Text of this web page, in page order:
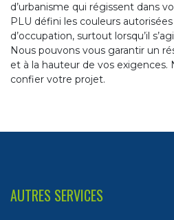
d’urbanisme qui régissent dans
PLU défini les couleurs
d’occupation, surtout lorsqu’il
Nous pouvons vous garantir un
et à la hauteur de vos exigences.
confier votre projet.
AUTRES SERVICES